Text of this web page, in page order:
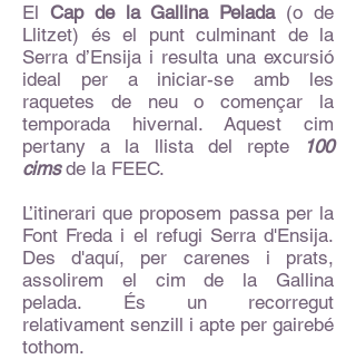
El Cap de la Gallina Pelada(o de
Llitzet) és el punt culminant de la
Serra d’Ensija i resulta una excursió
ideal per a iniciar-se amb les
raquetes de neu o començar la
temporada hivernal. Aquest cim
pertany a la llista del repte
100
cimsde la FEEC.
L’itinerari que proposem passa per la
Font Freda i el refugi Serra d'Ensija.
Des d'aquí, per carenes i prats,
assolirem el cim de la Gallina
pelada. És un recorregut
relativament senzill i apte per gairebé
tothom.